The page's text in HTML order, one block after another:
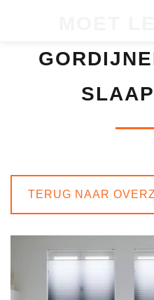
TERUG NAAR